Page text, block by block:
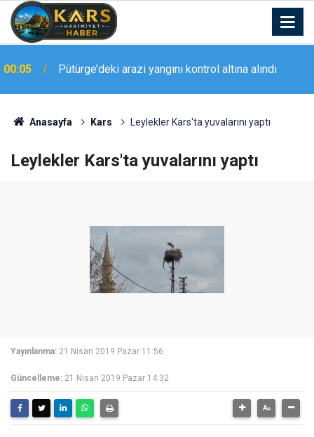
23:20 Elazığ’da geniş kapsamlı asayiş uygulaması
Anasayfa Kars Leylekler Kars'ta yuvalarını yaptı
Leylekler Kars'ta yuvalarını yaptı
Yayınlanma: 21 Nisan 2019 Pazar 11:56
Güncelleme: 21 Nisan 2019 Pazar 14:32